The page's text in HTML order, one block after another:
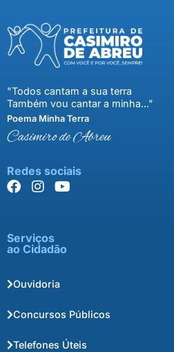
"Todos cantam a sua terra
Também vou cantar a minha..."
Poema Minha Terra
Casimiro de Abreu
Redes sociais
Serviços
ao Cidadão
Ouvidoria
Concursos Públicos
Telefones Úteis